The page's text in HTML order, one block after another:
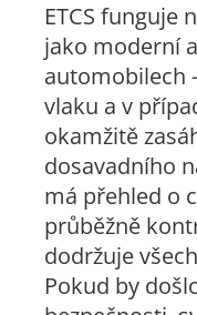
ETCS funguje
jako moderní
automobilech
vlaku a v
okamžitě
dosavadního
má přehled o
průběžně
dodržuje
Pokud by